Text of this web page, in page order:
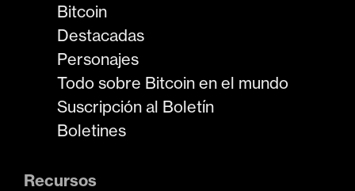
Bitcoin
Destacadas
Personajes
Todo sobre Bitcoin en el mundo
Suscripción al Boletín
Boletines
Recursos